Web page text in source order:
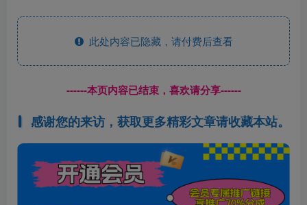
此处内容已隐藏，请付费后查看
------本页内容已结束，喜欢请分享------
感谢您的来访，获取更多精彩文章请收藏本站。